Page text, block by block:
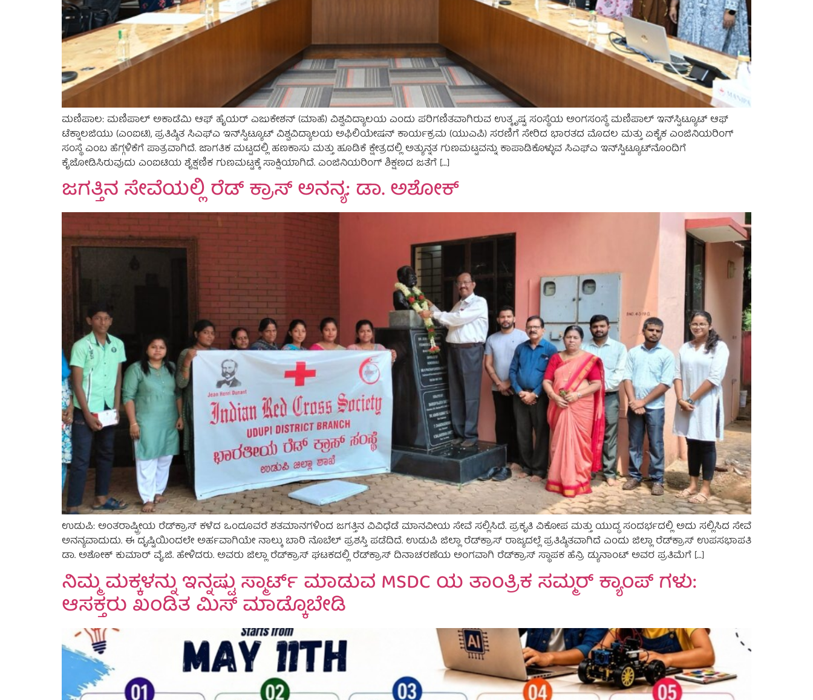
ಮಣಿಪಾಲ: ಮಣಿಪಾಲ್ ಅಕಾಡೆಮಿ ಆಫ್‌ ಹೈಯರ್‌ ಎಜುಕೇಶನ್‌ (ಮಾಹೆ) ವಿಶ್ವವಿದ್ಯಾಲಯ ಎಂದು ಪರಿಗಣಿತವಾಗಿರುವ ಉತ್ಕೃಷ್ಟ ಸಂಸ್ಥೆಯ ಅಂಗಸಂಸ್ಥೆ ಮಣಿಪಾಲ್ ಇನ್‌ಸ್ಟಿಟ್ಯೂಟ್ ಆಫ್
ಟೆಕ್ನಾಲಜಿಯು (ಎಂಐಟಿ), ಪ್ರತಿಷ್ಠಿತ ಸಿಎಫ್‌ಎ ಇನ್‌ಸ್ಟಿಟ್ಯೂಟ್ ವಿಶ್ವವಿದ್ಯಾಲಯ ಅಫಿಲಿಯೇಷನ್ ಕಾರ್ಯಕ್ರಮ (ಯುಎಪಿ) ಸರಣಿಗೆ ಸೇರಿದ ಭಾರತದ ಮೊದಲ ಮತ್ತು ಏಕೈಕ ಎಂಜಿನಿಯರಿಂಗ್
ಸಂಸ್ಥೆ ಎಂಬ ಹೆಗ್ಗಳಿಕೆಗೆ ಪಾತ್ರವಾಗಿದೆ. ಜಾಗತಿಕ ಮಟ್ಟದಲ್ಲಿ ಹಣಕಾಸು ಮತ್ತು ಹೂಡಿಕೆ ಕ್ಷೇತ್ರದಲ್ಲಿ ಅತ್ಯುನ್ನತ ಗುಣಮಟ್ಟವನ್ನು ಕಾಪಾಡಿಕೊಳ್ಳುವ ಸಿಎಫ್‌ಎ ಇನ್‌ಸ್ಟಿಟ್ಯೂಟ್‌ನೊಂದಿಗೆ
ಕೈಜೋಡಿಸಿರುವುದು ಎಂಐಟಿಯ ಶೈಕ್ಷಣಿಕ ಗುಣಮಟ್ಟಕ್ಕೆ ಸಾಕ್ಷಿಯಾಗಿದೆ. ಎಂಜಿನಿಯರಿಂಗ್ ಶಿಕ್ಷಣದ ಜತೆಗೆ […]
ಜಗತ್ತಿನ ಸೇವೆಯಲ್ಲಿ ರೆಡ್ ಕ್ರಾಸ್ ಅನನ್ಯ: ಡಾ. ಅಶೋಕ್
ಉಡುಪಿ: ಅಂತರಾಷ್ಟ್ರೀಯ ರೆಡ್‌ಕ್ರಾಸ್ ಕಳೆದ ಒಂದೂವರೆ ಶತಮಾನಗಳಿಂದ ಜಗತ್ತಿನ ವಿವಿಧೆಡೆ ಮಾನವೀಯ ಸೇವೆ ಸಲ್ಲಿಸಿದೆ. ಪ್ರಕೃತಿ ವಿಕೋಪ ಮತ್ತು ಯುದ್ಧ ಸಂದರ್ಭದಲ್ಲಿ ಅದು ಸಲ್ಲಿಸಿದ ಸೇವೆ
ಅನನ್ಯವಾದುದು. ಈ ದೃಷ್ಟಿಯಿಂದಲೇ ಅರ್ಹವಾಗಿಯೇ ನಾಲ್ಕು ಬಾರಿ ನೊಬೆಲ್ ಪ್ರಶಸ್ತಿ ಪಡೆದಿದೆ. ಉಡುಪಿ ಜಿಲ್ಲಾ ರೆಡ್‌ಕ್ರಾಸ್ ರಾಜ್ಯದಲ್ಲೆ ಪ್ರತಿಷ್ಠಿತವಾಗಿದೆ ಎಂದು ಜಿಲ್ಲಾ ರೆಡ್‌ಕ್ರಾಸ್ ಉಪಸಭಾಪತಿ
ಡಾ. ಅಶೋಕ್ ಕುಮಾರ್ ವೈ.ಜಿ. ಹೇಳಿದರು. ಅವರು ಜಿಲ್ಲಾ ರೆಡ್‌ಕ್ರಾಸ್ ಘಟಕದಲ್ಲಿ ರೆಡ್‌ಕ್ರಾಸ್ ದಿನಾಚರಣೆಯ ಅಂಗವಾಗಿ ರೆಡ್‌ಕ್ರಾಸ್ ಸ್ಥಾಪಕ ಹೆನ್ರಿ ಡ್ಯುನಾಂಟ್ ಅವರ ಪ್ರತಿಮೆಗೆ […]
ನಿಮ್ಮ ಮಕ್ಕಳನ್ನು ಇನ್ನಷ್ಟು ಸ್ಮಾರ್ಟ್ ಮಾಡುವ MSDC ಯ ತಾಂತ್ರಿಕ ಸಮ್ಮರ್ ಕ್ಯಾಂಪ್ ಗಳು:
ಆಸಕ್ತರು ಖಂಡಿತ ಮಿಸ್ ಮಾಡ್ಕೊಬೇಡಿ